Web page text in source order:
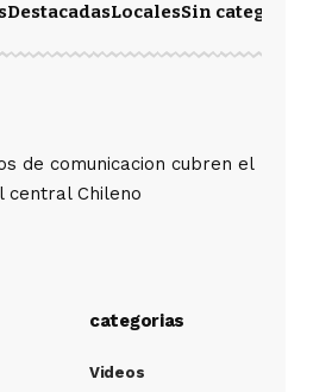
DestacadasLocalesSin categoría
de comunicacion cubren el
central Chileno
categorias
Videos